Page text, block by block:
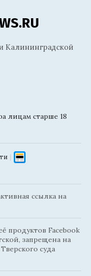
Калининградской
лицам старше 18
|
ссылка на
продуктов Facebook
запрещена на
суда